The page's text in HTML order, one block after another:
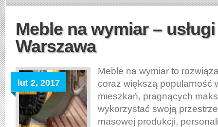
Meble na wymiar –
Warszawa
lut 2, 2017
Meble na wymiar to
coraz większą popularność
mieszkań, pragnących
wykorzystać swoją
masowej produkcji,